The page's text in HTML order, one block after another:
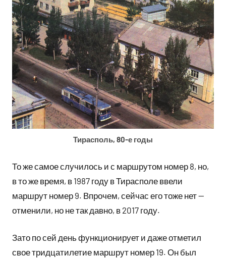
Тирасполь, 80-е годы
То же самое случилось и с маршрутом номер 8, но,
в то же время, в 1987 году в Тирасполе ввели
маршрут номер 9. Впрочем, сейчас его тоже нет —
отменили, но не так давно, в 2017 году.
Зато по сей день функционирует и даже отметил
свое тридцатилетие маршрут номер 19. Он был